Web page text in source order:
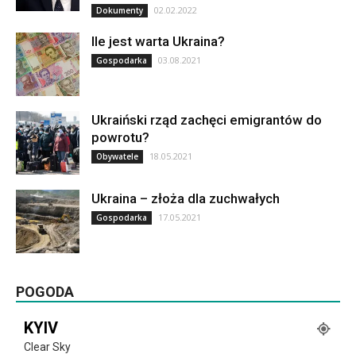
Dokumenty 02.02.2022
Ile jest warta Ukraina?
Gospodarka 03.08.2021
Ukraiński rząd zachęci emigrantów do
powrotu?
Obywatele 18.05.2021
Ukraina – złoża dla zuchwałych
Gospodarka 17.05.2021
POGODA
KYIV
Clear Sky